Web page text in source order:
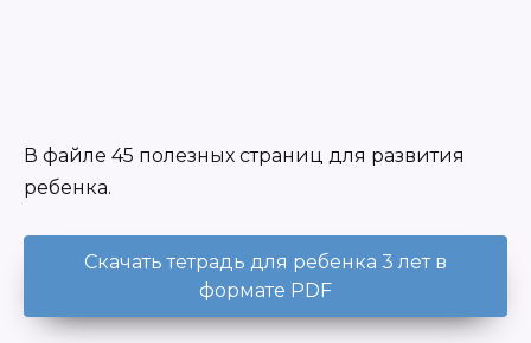
В файле 45 полезных страниц для развития
ребенка.
Скачать тетрадь для ребенка 3 лет в
формате PDF